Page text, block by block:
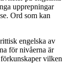
upprepningar
Ord som kan
engelska av
för nivåerna är
förkunskaper vilken